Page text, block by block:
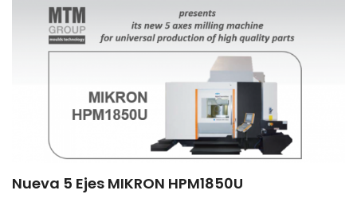
Nueva 5 Ejes MIKRON HPM1850U